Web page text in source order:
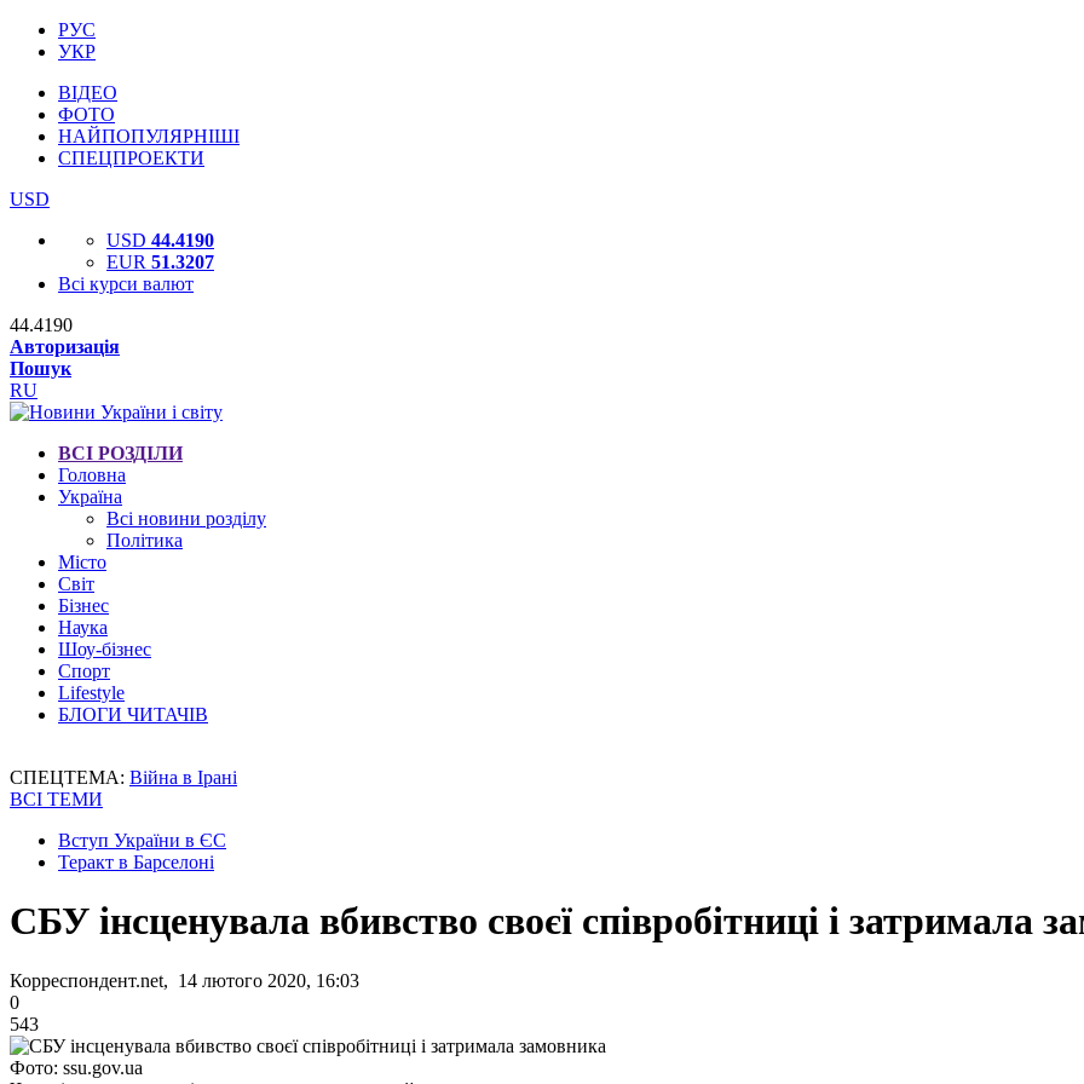
РУС
УКР
ВІДЕО
ФОТО
НАЙПОПУЛЯРНІШІ
СПЕЦПРОЕКТИ
USD
USD 44.4190
EUR 51.3207
Всі курси валют
44.4190
Авторизація
Пошук
RU
ВСІ РОЗДІЛИ
Головна
Україна
Всі новини розділу
Політика
Місто
Світ
Бізнес
Наука
Шоу-бізнес
Спорт
Lifestyle
БЛОГИ ЧИТАЧІВ
СПЕЦТЕМА: Війна в Ірані
ВСІ ТЕМИ
Вступ України в ЄС
Теракт в Барселоні
СБУ інсценувала вбивство своєї співробітниці і затримала
Корреспондент.net, 14 лютого 2020, 16:03
0
543
Фото: ssu.gov.ua